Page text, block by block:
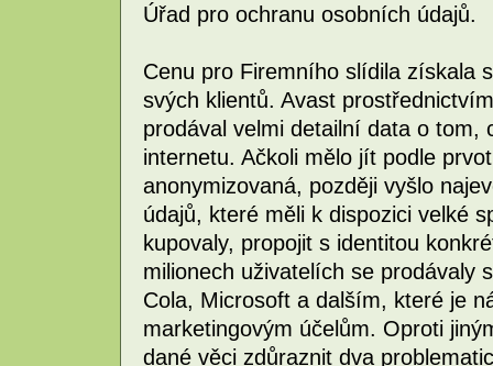
Úřad pro ochranu osobních údajů.
Cenu pro Firemního slídila získala
svých klientů. Avast
prodával velmi detailní data o tom,
internetu. Ačkoli mělo jít podle
anonymizovaná, později vyšlo
údajů, které měli k dispozici velké
kupovaly, propojit s identitou
milionech uživatelích se prodávaly
Cola, Microsoft a dalším, které je
marketingovým účelům. Oproti
dané věci zdůraznit dva